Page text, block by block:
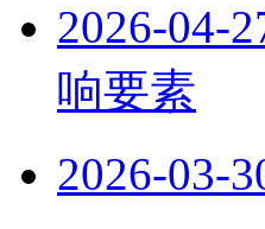
2026-04-
响要素
2026-03-